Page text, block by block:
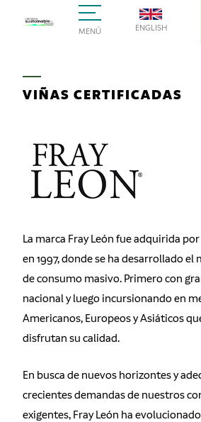
MENÚ ENGLISH
VIÑAS CERTIFICADAS
La marca Fray León fue adquirida
en 1997, donde se ha desarrollado el
de consumo masivo. Primero con
nacional y luego incursionando en
Americanos, Europeos y Asiáticos
disfrutan su calidad.
En busca de nuevos horizontes y
crecientes demandas de nuestros
exigentes, Fray León ha